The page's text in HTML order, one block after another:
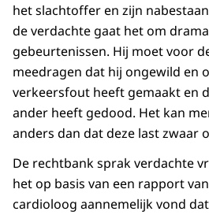
het slachtoffer en zijn
de verdachte gaat het om
gebeurtenissen. Hij moet voor
meedragen dat hij ongewild en
verkeersfout heeft gemaakt en
ander heeft gedood. Het kan
anders dan dat deze last zwaar
De rechtbank sprak verdachte
het op basis van een rapport
cardioloog aannemelijk vond